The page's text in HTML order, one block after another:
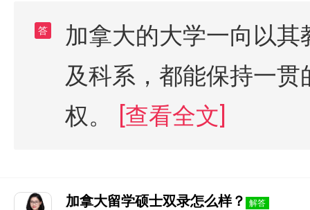
答
加拿大的大学一向以
及科系，都能保持一
权。
[查看全文]
加拿大留学硕士双录怎么样？ 解答